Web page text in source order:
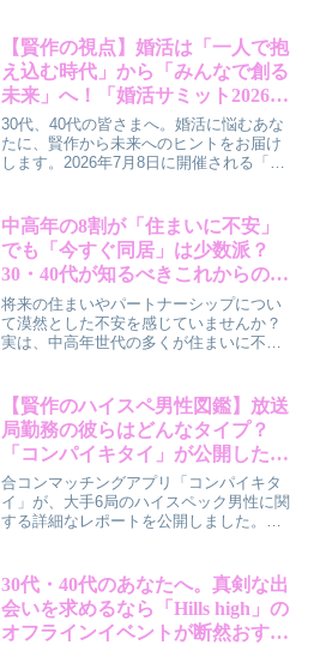
【賢作の視点】婚活は「一人で抱
え込む時代」から「みんなで創る
未来」へ！「婚活サミット2026」
が示す新しい出会いの形
30代、40代の皆さまへ。婚活に悩むあな
たに、賢作から未来へのヒントをお届け
します。2026年7月8日に開催される「婚
切り拓く注目のイベントです。このサミ
ットが、あなたの婚活の常識をきっと変
えるでしょう。
中高年の8割が「住まいに不安」
でも「今すぐ同居」は少数派？
30・40代が知るべきこれからのパ
ートナーシップの形
将来の住まいやパートナーシップについ
て漠然とした不安を感じていませんか？
実は、中高年世代の多くが住まいに不安
ることが調査で明らかになりました。
30・40代の皆さんも、これからの時代に
合った自分らしい幸せなパートナーシッ
プの形を一緒に考えてみませんか。
【賢作のハイスペ男性図鑑】放送
局勤務の彼らはどんなタイプ？
「コンパイキタイ」が公開したレ
ポートを深掘り！
合コンマッチングアプリ「コンパイキタ
イ」が、大手6局のハイスペック男性に関
する詳細なレポートを公開しました。フ
な特徴があるのか、賢作が30代・40代の
男女に向けて、恋活・婚活に役立つリア
ルな情報をお届けします。
30代・40代のあなたへ。真剣な出
会いを求めるなら「Hills high」の
オフラインイベントが断然おすす